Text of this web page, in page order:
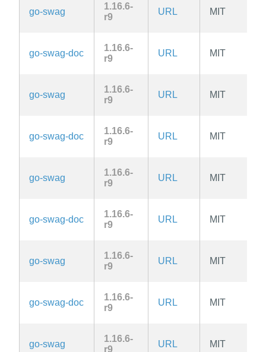
go-swag
1.16.6-
r9
URL MIT
go-swag-doc
1.16.6-
r9
URL MIT
go-swag
1.16.6-
r9
URL MIT
go-swag-doc
1.16.6-
r9
URL MIT
go-swag
1.16.6-
r9
URL MIT
go-swag-doc
1.16.6-
r9
URL MIT
go-swag
1.16.6-
r9
URL MIT
go-swag-doc
1.16.6-
r9
URL MIT
go-swag
1.16.6-
r9
URL MIT